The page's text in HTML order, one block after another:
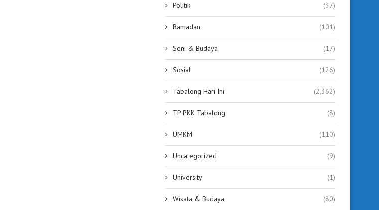
Politik (37)
Ramadan (101)
Seni & Budaya (17)
Sosial (126)
Tabalong Hari Ini (2,362)
TP PKK Tabalong (8)
UMKM (110)
Uncategorized (9)
University (1)
Wisata & Budaya (80)